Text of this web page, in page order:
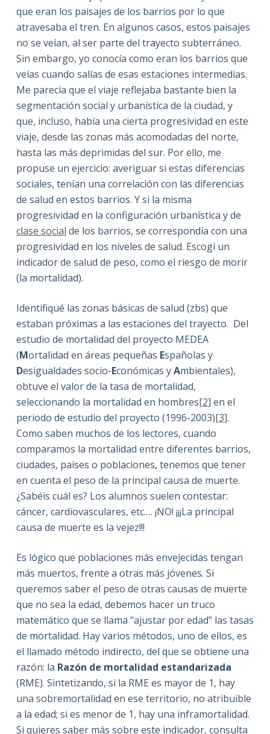
que eran los paisajes de los barrios por lo que
atravesaba el tren. En algunos casos, estos paisajes
no se veían, al ser parte del trayecto subterráneo.
Sin embargo, yo conocía como eran los barrios que
veías cuando salías de esas estaciones intermedias.
Me parecía que el viaje reflejaba bastante bien la
segmentación social y urbanística de la ciudad, y
que, incluso, había una cierta progresividad en este
viaje, desde las zonas más acomodadas del norte,
hasta las más deprimidas del sur. Por ello, me
propuse un ejercicio: averiguar si estas diferencias
sociales, tenían una correlación con las diferencias
de salud en estos barrios. Y si la misma
progresividad en la configuración urbanística y de
clase social de los barrios, se correspondía con una
progresividad en los niveles de salud. Escogí un
indicador de salud de peso, como el riesgo de morir
(la mortalidad).
Identifiqué las zonas básicas de salud (zbs) que
estaban próximas a las estaciones del trayecto. Del
estudio de mortalidad del proyecto MEDEA
(Mortalidad en áreas pequeñas Españolas y
Desigualdades socio-Económicas yAmbientales),
obtuve el valor de la tasa de mortalidad,
seleccionando la mortalidad en hombres[2] en el
periodo de estudio del proyecto (1996-2003)[3].
Como saben muchos de los lectores, cuando
comparamos la mortalidad entre diferentes barrios,
ciudades, países o poblaciones, tenemos que tener
en cuenta el peso de la principal causa de muerte.
¿Sabéis cuál es? Los alumnos suelen contestar:
cáncer, cardiovasculares, etc.… ¡NO! ¡¡¡La principal
causa de muerte es la vejez!!!
Es lógico que poblaciones más envejecidas tengan
más muertos, frente a otras más jóvenes. Si
queremos saber el peso de otras causas de muerte
que no sea la edad, debemos hacer un truco
matemático que se llama “ajustar por edad” las tasas
de mortalidad. Hay varios métodos, uno de ellos, es
el llamado método indirecto, del que se obtiene una
razón: la Razón de mortalidad estandarizada
(RME). Sintetizando, si la RME es mayor de 1, hay
una sobremortalidad en ese territorio, no atribuible
a la edad; si es menor de 1, hay una inframortalidad.
Si quieres saber más sobre este indicador, consulta